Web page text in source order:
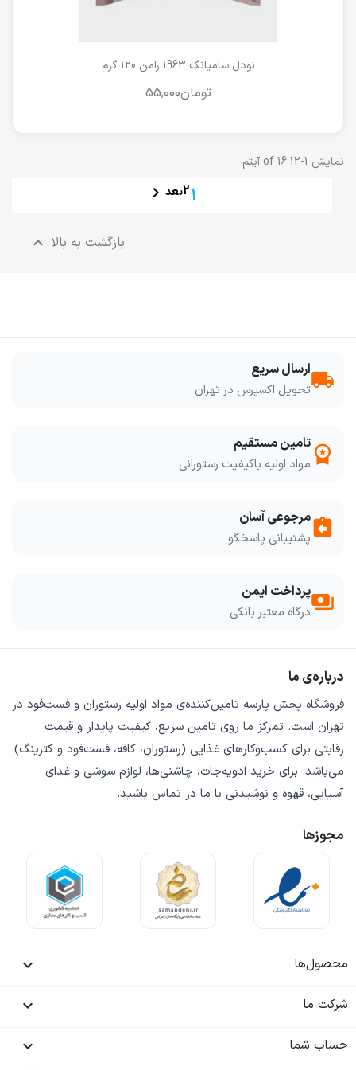
نودل سامیانگ 1963 رامن 120 گرم
‎تومان55,000
نمایش 1-12 of 16 آیتم
1
2بعد 
بازگشت به بالا 
local_shippingارسال سریع
تحویل اکسپرس در تهران
workspace_premium تامین مستقیم
مواد اولیه باکیفیت رستورانی
assignment_returnمرجوعی آسان
پشتیبانی پاسخگو
paymentsپرداخت ایمن
درگاه معتبر بانکی
درباره‌ی ما
فروشگاه پخش پارسه تامین‌کننده‌ی مواد اولیه رستوران و فست‌فود در
تهران است. تمرکز ما روی تامین سریع، کیفیت پایدار و قیمت
رقابتی برای کسب‌وکارهای غذایی (رستوران، کافه، فست‌فود و کترینگ)
می‌باشد. برای خرید ادویه‌جات، چاشنی‌ها، لوازم سوشی و غذای
آسیایی، قهوه و نوشیدنی با ما در تماس باشید.
مجوزها
محصول‌ها 
شرکت ما 
حساب شما 